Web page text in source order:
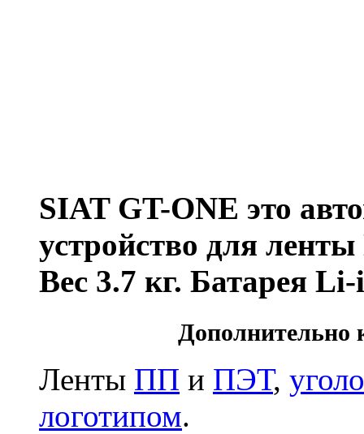
SIAT GT-ONE это
устройство для
Вес 3.7 кг. Батарея
Дополнительно
Ленты ПП и ПЭТ,
логотипом.